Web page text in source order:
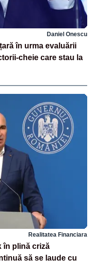
Daniel Onescu
în urma evaluării
cheie care stau la
Realitatea Financiara
în plină criză
să se laude cu